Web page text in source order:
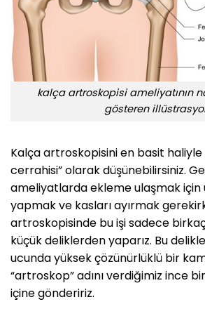
kalça artroskopisi ameliyatının
gösteren
Kalça artroskopisini en basit
cerrahisi” olarak düşünebilirsiniz.
ameliyatlarda ekleme ulaşmak için
yapmak ve kasları ayırmak
artroskopisinde bu işi sadece
küçük deliklerden yaparız. Bu
ucunda yüksek çözünürlüklü bir
“artroskop” adını verdiğimiz ince
içine göndeririz.